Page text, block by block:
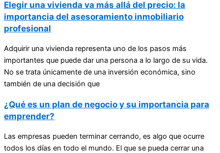
Elegir una vivienda va más allá del precio: la
importancia del asesoramiento inmobiliario
profesional
Adquirir una vivienda representa uno de los pasos más
importantes que puede dar una persona a lo largo de su vida.
No se trata únicamente de una inversión económica, sino
también de una decisión que
¿Qué es un plan de negocio y su importancia para
emprender?
Las empresas pueden terminar cerrando, es algo que ocurre
todos los días en todo el mundo. El que se pueda cerrar una